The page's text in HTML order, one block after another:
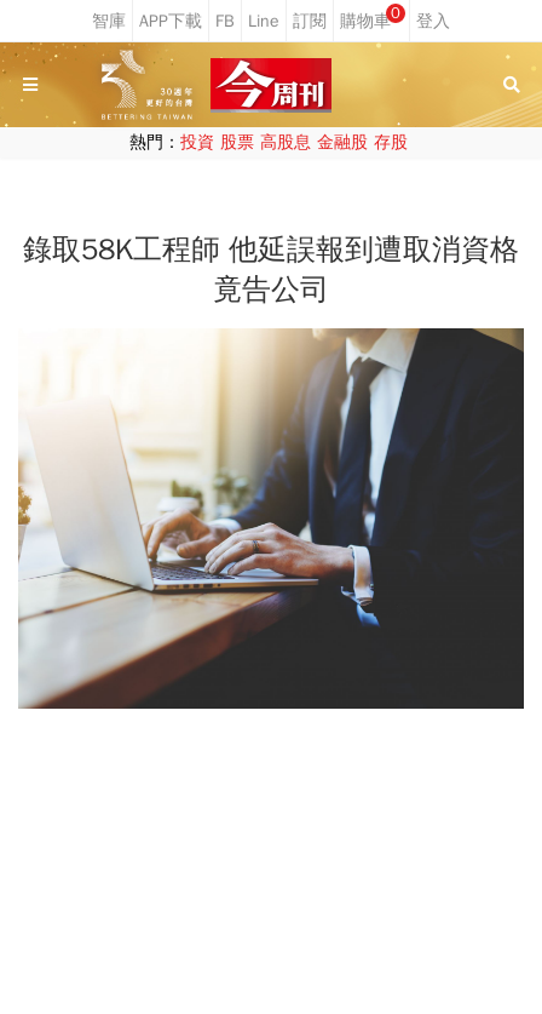
0
熱門： 投資 股票 高股息 金融股 存股
錄取58K工程師 他延誤報到遭取消資格
竟告公司